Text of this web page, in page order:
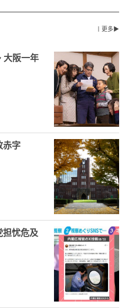
丨更多▶
大阪一年
赤字
忧危及